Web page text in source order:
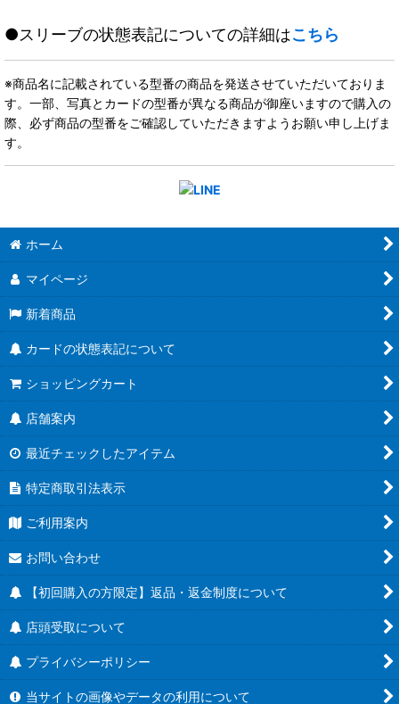
●スリーブの状態表記についての詳細はこちら
※商品名に記載されている型番の商品を発送させていただいておりま
す。一部、写真とカードの型番が異なる商品が御座いますので購入の
際、必ず商品の型番をご確認していただきますようお願い申し上げま
す。
ホーム
マイページ
新着商品
カードの状態表記について
ショッピングカート
店舗案内
最近チェックしたアイテム
特定商取引法表示
ご利用案内
お問い合わせ
【初回購入の方限定】返品・返金制度について
店頭受取について
プライバシーポリシー
当サイトの画像やデータの利用について